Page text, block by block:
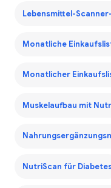
Lebensmittel-
Monatliche
Monatlicher
Muskelaufbau mit
NutriScan für